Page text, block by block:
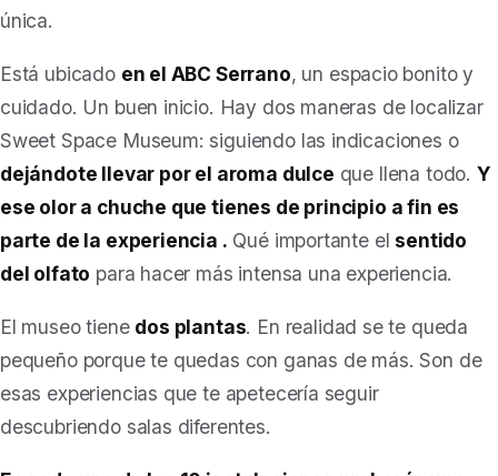
única.
Está ubicado en el ABC Serrano, un espacio bonito y
cuidado. Un buen inicio. Hay dos maneras de localizar
Sweet Space Museum: siguiendo las indicaciones o
dejándote llevar por el aroma dulce que llena todo. Y
ese olor a chuche que tienes de principio a fin es
parte de la experiencia . Qué importante elsentido
del olfato para hacer más intensa una experiencia.
El museo tiene dos plantas. En realidad se te queda
pequeño porque te quedas con ganas de más. Son de
esas experiencias que te apetecería seguir
descubriendo salas diferentes.